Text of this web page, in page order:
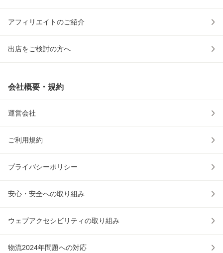
アフィリエイトのご紹介
出店をご検討の方へ
会社概要・規約
運営会社
ご利用規約
プライバシーポリシー
安心・安全への取り組み
ウェブアクセシビリティの取り組み
物流2024年問題への対応